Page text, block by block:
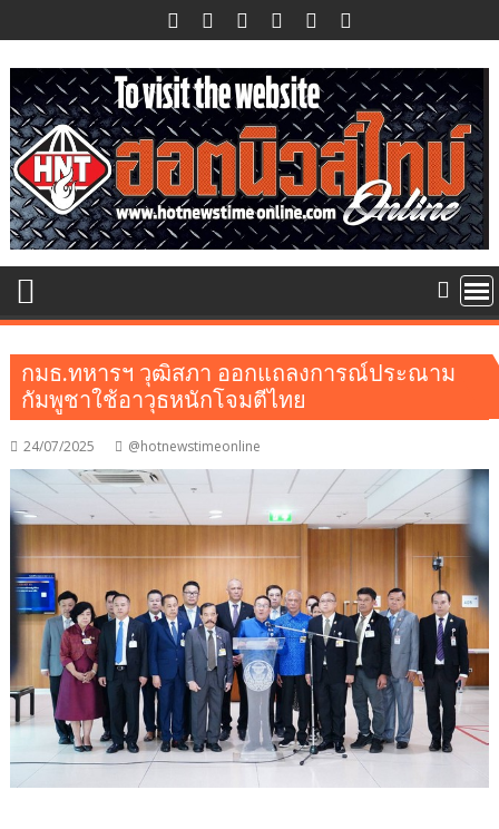
to
content
กมธ.ทหารฯ วุฒิสภา ออกแถลงการณ์ประณาม
กัมพูชาใช้อาวุธหนักโจมตีไทย
24/07/2025 @hotnewstimeonline